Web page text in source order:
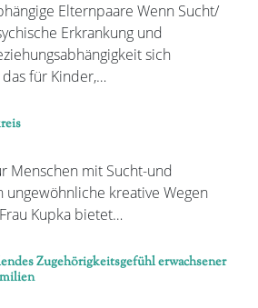
Elternpaare Wenn Sucht/
Erkrankung und
sich
für Kinder,…
Menschen mit Sucht-und
ungewöhnliche kreative Wegen
Kupka bietet…
Zugehörigkeitsgefühl erwachsener